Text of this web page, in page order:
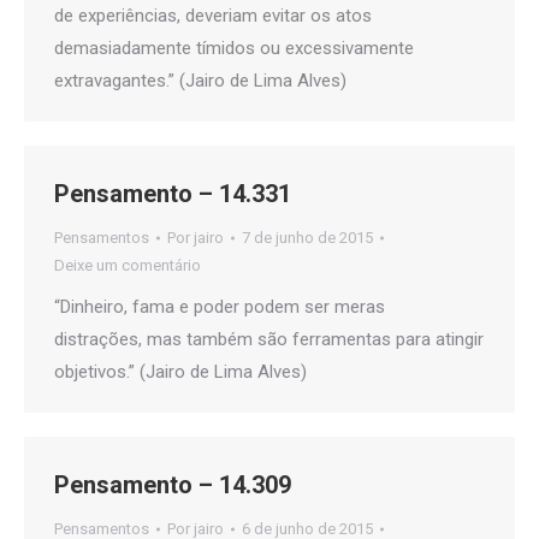
de experiências, deveriam evitar os atos
demasiadamente tímidos ou excessivamente
extravagantes.” (Jairo de Lima Alves)
Pensamento – 14.331
Pensamentos Por jairo
7 de junho de 2015
Deixe um comentário
“Dinheiro, fama e poder podem ser meras
distrações, mas também são ferramentas para atingir
objetivos.” (Jairo de Lima Alves)
Pensamento – 14.309
Pensamentos Por jairo
6 de junho de 2015